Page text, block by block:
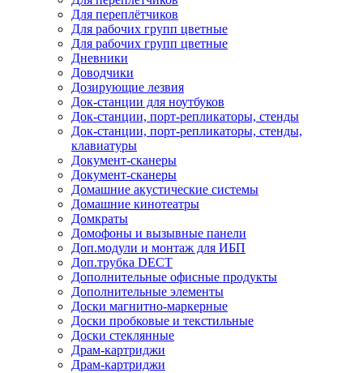
Для переплётчиков
Для рабочих групп цветные
Для рабочих групп цветные
Дневники
Доводчики
Дозирующие лезвия
Док-станции для ноутбуков
Док-станции, порт-репликаторы, стенды
Док-станции, порт-репликаторы, стенды,
клавиатуры
Документ-сканеры
Документ-сканеры
Домашние акустические системы
Домашние кинотеатры
Домкраты
Домофоны и вызывные панели
Доп.модули и монтаж для ИБП
Доп.трубка DECT
Дополнительные офисные продукты
Дополнительные элементы
Доски магнитно-маркерные
Доски пробковые и текстильные
Доски стеклянные
Драм-картриджи
Драм-картриджи